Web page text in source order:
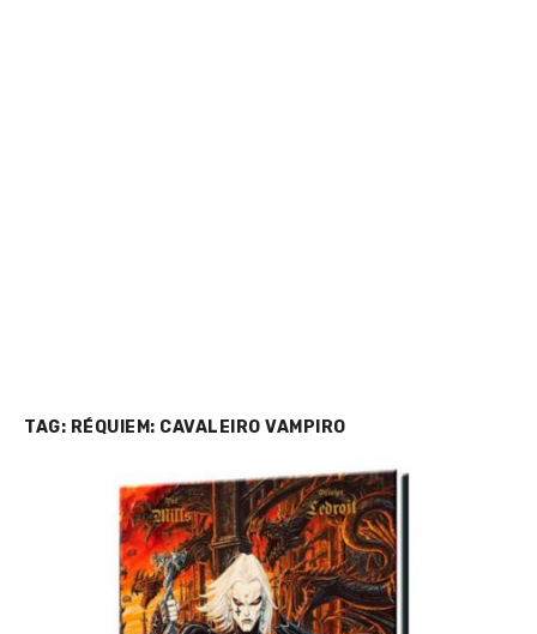
TAG: RÉQUIEM: CAVALEIRO VAMPIRO